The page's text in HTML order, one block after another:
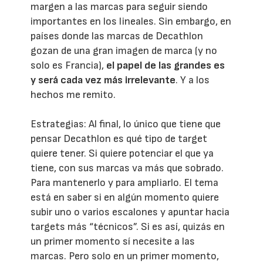
margen a las marcas para seguir siendo
importantes en los lineales. Sin embargo, en
países donde las marcas de Decathlon
gozan de una gran imagen de marca (y no
solo es Francia), el papel de las grandes es
y será cada vez más irrelevante. Y a los
hechos me remito.
Estrategias: Al final, lo único que tiene que
pensar Decathlon es qué tipo de target
quiere tener. Si quiere potenciar el que ya
tiene, con sus marcas va más que sobrado.
Para mantenerlo y para ampliarlo. El tema
está en saber si en algún momento quiere
subir uno o varios escalones y apuntar hacia
targets más “técnicos”. Si es así, quizás en
un primer momento sí necesite a las
marcas. Pero solo en un primer momento,